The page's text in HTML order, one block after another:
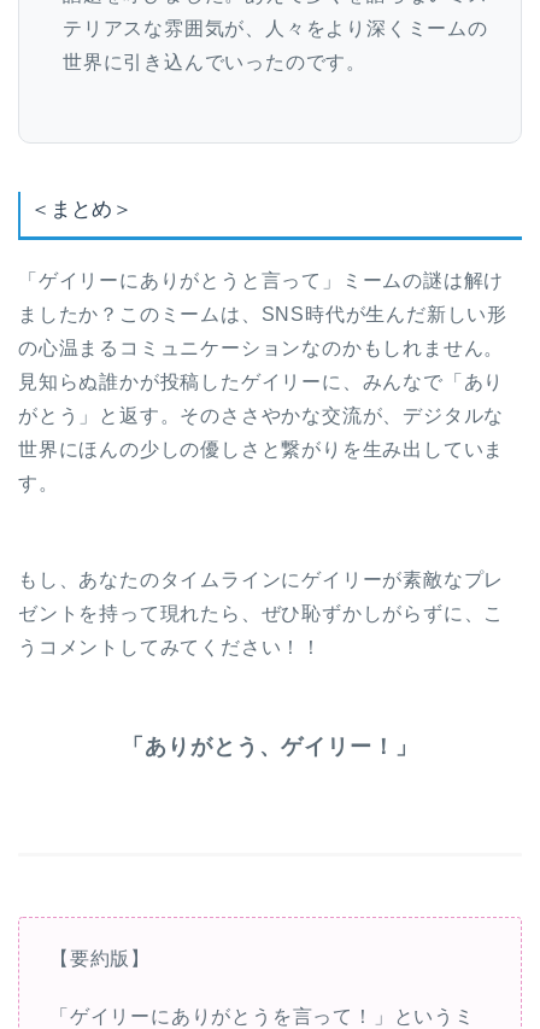
テリアスな雰囲気が、人々をより深くミームの
世界に引き込んでいったのです。
＜まとめ＞
「ゲイリーにありがとうと言って」ミームの謎は解け
ましたか？このミームは、SNS時代が生んだ新しい形
の心温まるコミュニケーションなのかもしれません。
見知らぬ誰かが投稿したゲイリーに、みんなで「あり
がとう」と返す。そのささやかな交流が、デジタルな
世界にほんの少しの優しさと繋がりを生み出していま
す。
もし、あなたのタイムラインにゲイリーが素敵なプレ
ゼントを持って現れたら、ぜひ恥ずかしがらずに、こ
うコメントしてみてください！！
「ありがとう、ゲイリー！」
【要約版】
「ゲイリーにありがとうを言って！」というミ